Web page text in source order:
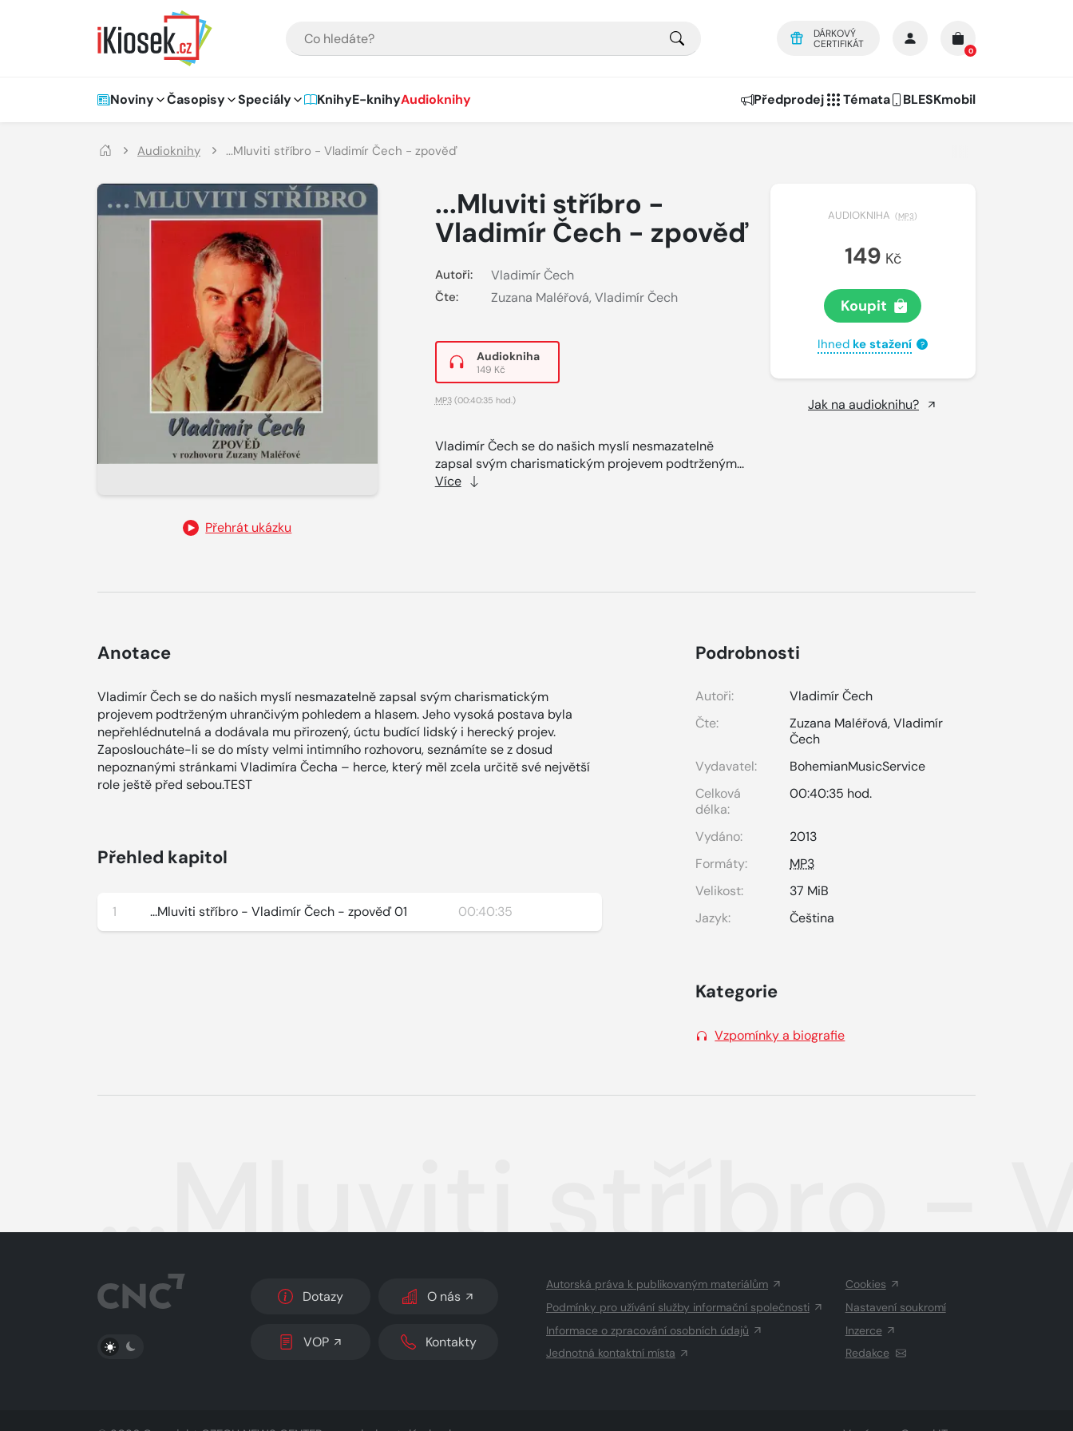
DÁRKOVÝ
CERTIFIKÁT
0
Hlavní navigace
Noviny Časopisy Speciály KnihyE-knihyAudioknihy Předprodej Témata BLESKmobil
Audioknihy ...Mluviti stříbro - Vladimír Čech - zpověď
Přehrát ukázku
...Mluviti stříbro -
Vladimír Čech - zpověď
Autoři: Vladimír Čech
Čte: Zuzana Maléřová, Vladimír Čech
Audiokniha
149 Kč
MP3(00:40:35 hod.)
Vladimír Čech se do našich myslí nesmazatelně
zapsal svým charismatickým projevem podtrženým...
Více
AUDIOKNIHA (MP3)
149 Kč
Koupit
Ihned ke stažení ?
Jak na audioknihu?
Anotace
Vladimír Čech se do našich myslí nesmazatelně zapsal svým charismatickým
projevem podtrženým uhrančivým pohledem a hlasem. Jeho vysoká postava byla
nepřehlédnutelná a dodávala mu přirozený, úctu budící lidský i herecký projev.
Zaposloucháte-li se do místy velmi intimního rozhovoru, seznámíte se z dosud
nepoznanými stránkami Vladimíra Čecha – herce, který měl zcela určitě své největší
role ještě před sebou.TEST
Přehled kapitol
1 ...Mluviti stříbro - Vladimír Čech - zpověď 01 00:40:35
Podrobnosti
Autoři:
Vladimír Čech
Čte:
Zuzana Maléřová,Vladimír
Čech
Vydavatel:
BohemianMusicService
Celková
délka:
00:40:35 hod.
Vydáno:
2013
Formáty:
MP3
Velikost:
37 MiB
Jazyk:
Čeština
Kategorie
Vzpomínky a biografie
...Mluviti stříbro -
PŘEPNOUT SVĚTLÝ/TMAVÝ REŽIM
Dotazy O nás
VOP Kontakty
Autorská práva k publikovaným materiálům
Podmínky pro užívání služby informační společnosti
Informace o zpracování osobních údajů
Jednotná kontaktní místa
Cookies
Nastavení soukromí
Inzerce
Redakce